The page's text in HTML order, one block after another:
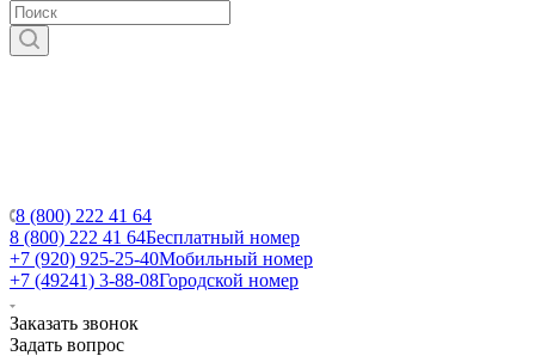
8 (800) 222 41 64
8 (800) 222 41 64Бесплатный номер
+7 (920) 925-25-40Мобильный номер
+7 (49241) 3-88-08Городской номер
Заказать звонок
Задать вопрос